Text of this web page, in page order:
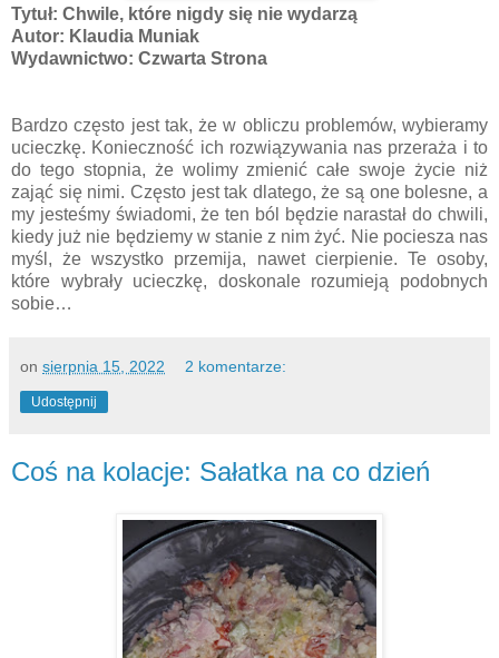
Tytuł: Chwile, które nigdy się nie wydarzą
Autor: Klaudia Muniak
Wydawnictwo: Czwarta Strona
Bardzo często jest tak, że w obliczu problemów, wybieramy
ucieczkę. Konieczność ich rozwiązywania nas przeraża i to
do tego stopnia, że wolimy zmienić całe swoje życie niż
zająć się nimi. Często jest tak dlatego, że są one bolesne, a
my jesteśmy świadomi, że ten ból będzie narastał do chwili,
kiedy już nie będziemy w stanie z nim żyć. Nie pociesza nas
myśl, że wszystko przemija, nawet cierpienie. Te osoby,
które wybrały ucieczkę, doskonale rozumieją podobnych
sobie…
on sierpnia 15, 2022 2 komentarze:
Udostępnij
Coś na kolacje: Sałatka na co dzień